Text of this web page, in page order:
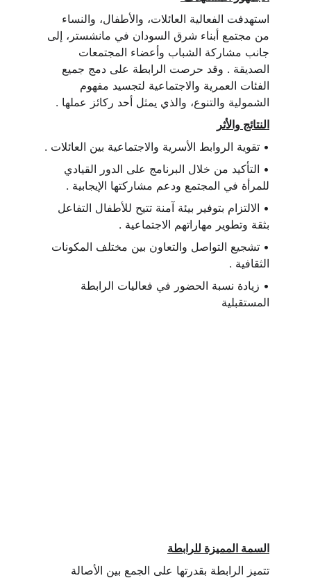
استهدفت الفعالية العائلات، والأطفال، والنساء
من مجتمع أبناء شرق السودان في مانشستر، إلى
جانب مشاركة الشباب وأعضاء المجتمعات
الصديقة . وقد حرصت الرابطة على دمج جميع
الفئات العمرية والاجتماعية لتجسيد مفهوم
الشمولية والتنوع، والذي يمثل أحد ركائز عملها .
النتائج والأثر
• تقوية الروابط الأسرية والاجتماعية بين العائلات .
• التأكيد من خلال البرنامج على الدور القيادي
للمرأة في المجتمع ودعم مشاركتها الإيجابية .
• الالتزام بتوفير بيئة آمنة تتيح للأطفال التفاعل
بثقة وتطوير مهاراتهم الاجتماعية .
• تشجيع التواصل والتعاون بين مختلف المكونات
الثقافية .
• زيادة نسبة الحضور في فعاليات الرابطة
المستقبلية
السمة المميزة للرابطة
تتميز الرابطة بقدرتها على الجمع بين الأصالة